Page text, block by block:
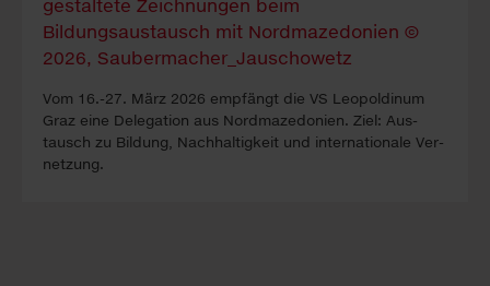
Vom 16.-27. März 2026 em­pfängt die VS Leopoldinum
Graz eine Dele­gation aus Nord­maze­donien. Ziel: Aus­
tausch zu Bil­dung, Nach­haltigkeit und inter­nationale Ver­
netz­ung.